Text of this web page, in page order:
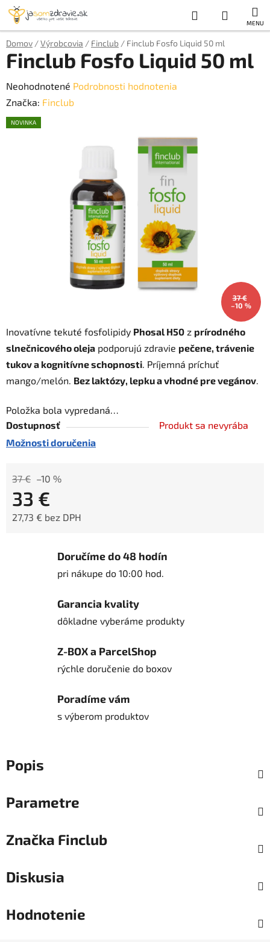
Prejsť
obsah
Hľadať
KOŠÍK
Domov /Výrobcovia / Finclub / Finclub Fosfo Liquid 50 ml
Inovatívne tekuté fosfolipidy Phosal H50 z prírodného
slnečnicového oleja podporujú zdravie pečene, trávenie
tukov a kognitívne schopnosti. Príjemná príchuť
mango/melón. Bez laktózy, lepku a vhodné pre vegánov.
Položka bola vypredaná…
Dostupnosť
Produkt sa nevyrába
Možnosti doručenia
37 € –10 %
33 €
27,73 € bez DPH
Finclub Fosfo Liquid 50 ml
Priemerné
hodnotenie
produktu
Neohodnotené Podrobnosti hodnotenia
Značka: Finclub
NOVINKA
37 €
–10 %
Doručíme do 48 hodín
pri nákupe do 10:00 hod.
Garancia kvality
dôkladne vyberáme produkty
Z-BOX a ParcelShop
rýchle doručenie do boxov
Poradíme vám
s výberom produktov
Popis
Parametre
Značka Finclub
Diskusia
Hodnotenie